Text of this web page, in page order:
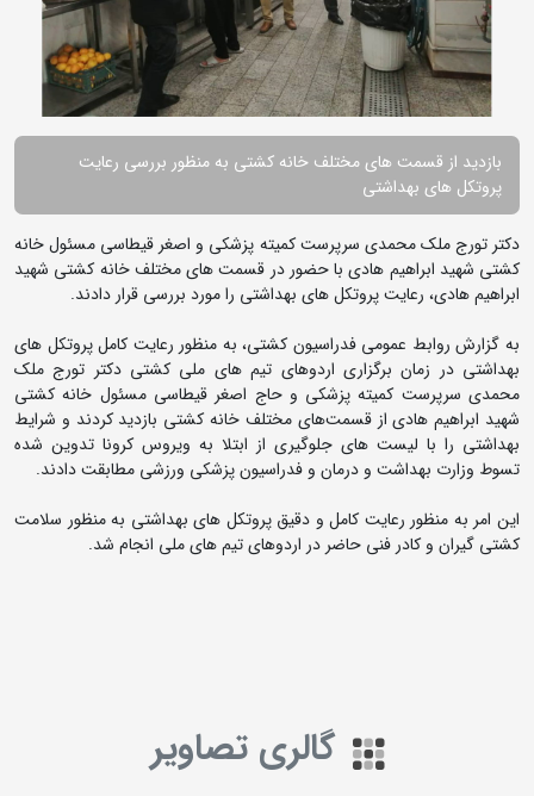
بازدید از قسمت های مختلف خانه کشتی به منظور بررسی رعایت
پروتکل های بهداشتی
دکتر تورج ملک محمدی سرپرست کمیته پزشکی و اصغر قیطاسی مسئول خانه
کشتی شهید ابراهیم هادی با حضور در قسمت های مختلف خانه کشتی شهید
ابراهیم هادی، رعایت پروتکل های بهداشتی را مورد بررسی قرار دادند.
به گزارش روابط عمومی فدراسیون کشتی، به منظور رعایت کامل پروتکل های
بهداشتی در زمان برگزاری اردوهای تیم های ملی کشتی دکتر تورج ملک
محمدی سرپرست کمیته پزشکی و حاج اصغر قیطاسی مسئول خانه کشتی
شهید ابراهیم هادی از قسمت‌های مختلف خانه کشتی بازدید کردند و شرایط
بهداشتی را با لیست های جلوگیری از ابتلا به ویروس کرونا تدوین شده
تسوط وزارت بهداشت و درمان و فدراسیون پزشکی ورزشی مطابقت دادند.
این امر به منظور رعایت کامل و دقیق پروتکل های بهداشتی به منظور سلامت
کشتی گیران و کادر فنی حاضر در اردوهای تیم های ملی انجام شد.
گالری تصاویر